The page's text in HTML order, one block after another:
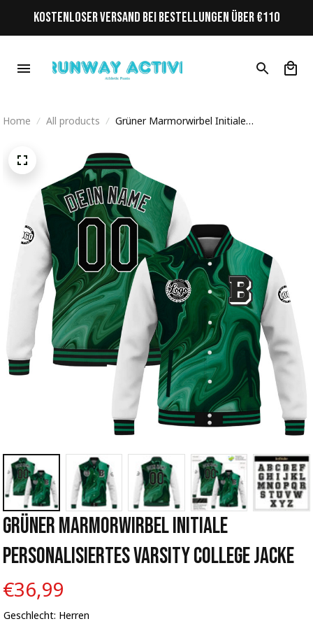
KOSTENLOSER VERSAND BEI BESTELLUNGEN ÜBER €110
Home All products
Grüner Marmorwirbel Initiale
Grüner Marmorwirbel Initiale
Personalisiertes Varsity College Jacke
€36,99
Geschlecht: Herren